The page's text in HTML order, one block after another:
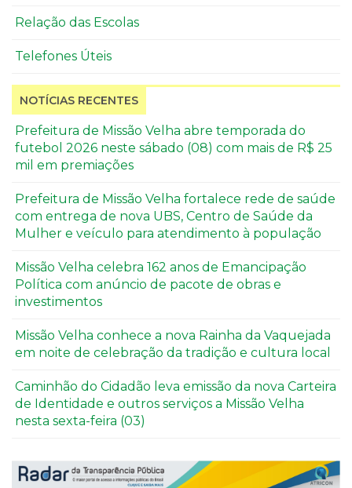
Relação das Escolas
Telefones Úteis
NOTÍCIAS RECENTES
Prefeitura de Missão Velha abre temporada do
futebol 2026 neste sábado (08) com mais de R$ 25
mil em premiações
Prefeitura de Missão Velha fortalece rede de saúde
com entrega de nova UBS, Centro de Saúde da
Mulher e veículo para atendimento à população
Missão Velha celebra 162 anos de Emancipação
Política com anúncio de pacote de obras e
investimentos
Missão Velha conhece a nova Rainha da Vaquejada
em noite de celebração da tradição e cultura local
Caminhão do Cidadão leva emissão da nova Carteira
de Identidade e outros serviços a Missão Velha
nesta sexta-feira (03)